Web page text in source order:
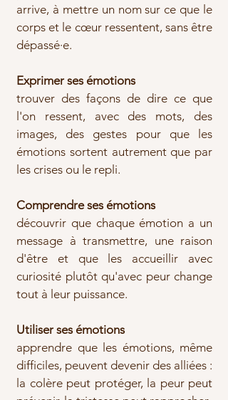
arrive, à mettre un nom sur ce que le
corps et le cœur ressentent, sans être
dépassé·e.
Exprimer ses émotions
trouver des façons de dire ce que
l'on ressent, avec des mots, des
images, des gestes pour que les
émotions sortent autrement que par
les crises ou le repli.
Comprendre ses émotions
découvrir que chaque émotion a un
message à transmettre, une raison
d'être et que les accueillir avec
curiosité plutôt qu'avec peur change
tout à leur puissance.
Utiliser ses émotions
apprendre que les émotions, même
difficiles, peuvent devenir des alliées :
la colère peut protéger, la peur peut